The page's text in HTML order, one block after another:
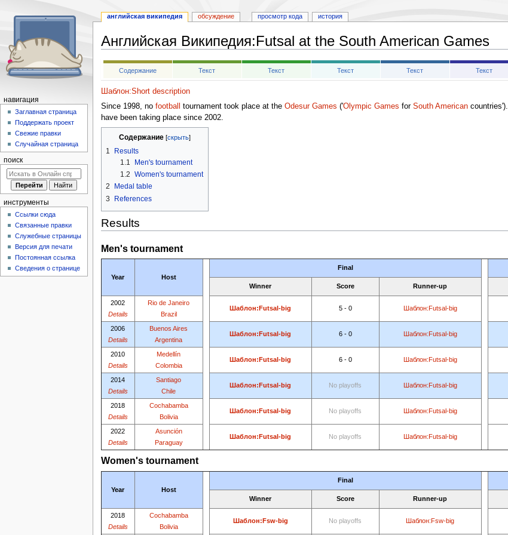
Английская Википедия:Futsal at the South American Games
Перейти
Перейти
Содержание Текст Текст Текст Текст Текст
Шаблон:Short description
Since 1998, no football tournament took place at the Odesur Games ('Olympic Games for South Americancountries').
have been taking place since 2002.
Содержание
1
Results
1.1
Men's tournament
1.2 Women's tournament
2
Medal table
3
References
Results
Men's tournament
Year Host
Final
Winner Score Runner-up
2002
Details
Rio de Janeiro
Brazil
Шаблон:Futsal-big 5 - 0 Шаблон:Futsal-big
2006
Details
Buenos Aires
Argentina
Шаблон:Futsal-big 6 - 0 Шаблон:Futsal-big
2010
Details
Medellín
Colombia
Шаблон:Futsal-big 6 - 0 Шаблон:Futsal-big
2014
Details
Santiago
Chile
Шаблон:Futsal-big No playoffs Шаблон:Futsal-big
2018
Details
Cochabamba
Bolivia
Шаблон:Futsal-big No playoffs Шаблон:Futsal-big
2022
Details
Asunción
Paraguay
Шаблон:Futsal-big No playoffs Шаблон:Futsal-big
Women's tournament
Year Host
Final
Winner Score Runner-up
2018
Details
Cochabamba
Bolivia
Шаблон:Fsw-big No playoffs Шаблон:Fsw-big
английская википедия обсуждение просмотр кода история
навигация
Заглавная страница
Поддержать проект
Свежие правки
Случайная страница
поиск
инструменты
Ссылки сюда
Связанные правки
Служебные страницы
Версия для печати
Постоянная ссылка
Сведения о странице